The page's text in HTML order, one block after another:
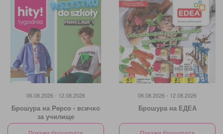
06.08.2026 - 12.08.2026
Брошура на Pepco - всичко
за училище
06.08.2026 - 12.08.2026
Брошура на ЕДЕА